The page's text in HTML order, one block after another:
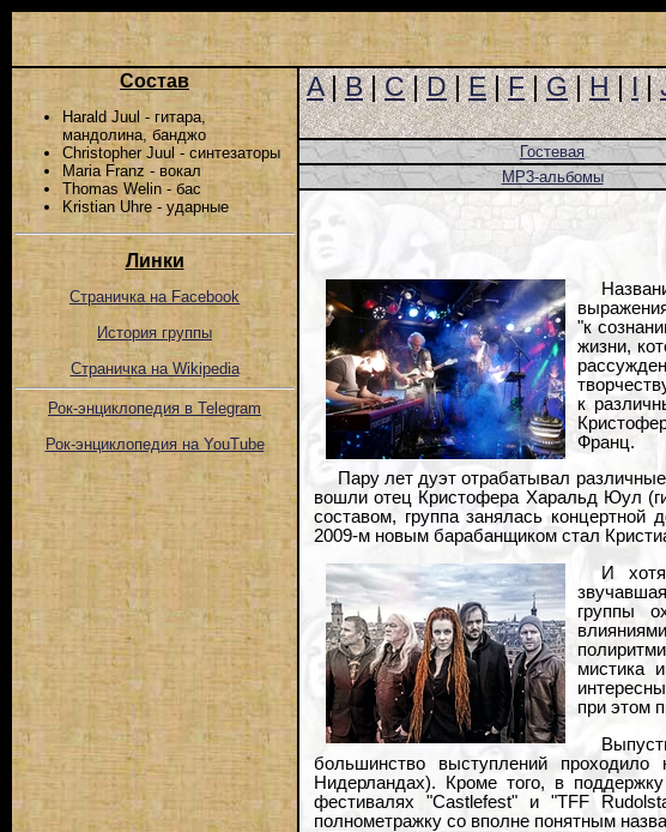
Состав
Harald Juul - гитара,
мандолина, банджо
Christopher Juul - синтезаторы
Maria Franz - вокал
Thomas Welin - бас
Kristian Uhre - ударные
Линки
Страничка на Facebook
История группы
Страничка на Wikipedia
Рок-энциклопедия в Telegram
Рок-энциклопедия на YouTube
A|B|C|D|E|F|G|H|I|
Гостевая
MP3-альбомы
"к
жизни,
к
Франц.
Пару лет дуэт отрабатывал
вошли отец Кристофера Харальд Юул
составом, группа занялась концертной
2009-м новым барабанщиком стал
И
группы
мистика
при этом
большинство выступлений
Нидерландах). Кроме того, в
фестивалях "Castlefest" и "TFF
полнометражку со вполне понятным